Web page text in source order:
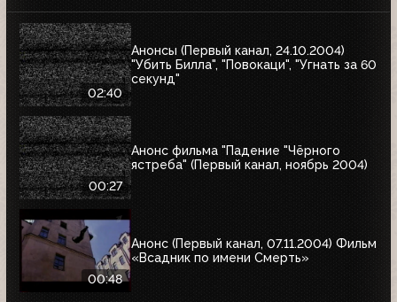
02:40
Анонсы (Первый канал, 24.10.2004)
"Убить Билла", "Повокаци", "Угнать за 60
секунд"
00:27
Анонс фильма "Падение "Чёрного
ястреба" (Первый канал, ноябрь 2004)
00:48
Анонс (Первый канал, 07.11.2004) Фильм
«Всадник по имени Смерть»